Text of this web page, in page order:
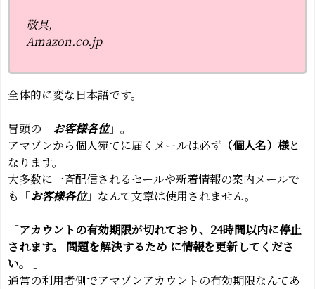
敬具,
Amazon.co.jp
全体的に変な日本語です。
冒頭の「お客様各位」。
アマゾンから個人宛てに届くメールは必ず （個人名）様と
なります。
大多数に一斉配信されるセールや新着情報の案内メールで
も「お客様各位」なんて文章は使用されません。
「アカウントの有効期限が切れており、24時間以内に停止
されます。 問題を解決するため に情報を更新してくださ
い。
」
通常の利用者側でアマゾンアカウントの有効期限なんてあ